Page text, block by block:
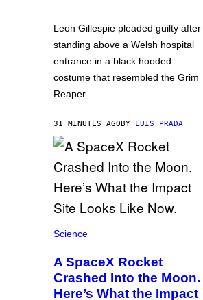
Leon Gillespie pleaded guilty after
standing above a Welsh hospital
entrance in a black hooded
costume that resembled the Grim
Reaper.
31 MINUTES AGOBY LUIS PRADA
Science
A SpaceX Rocket
Crashed Into the Moon.
Here’s What the Impact